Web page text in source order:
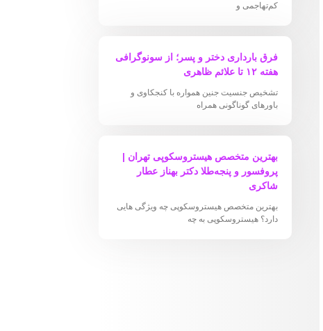
کم‌تهاجمی و
فرق بارداری دختر و پسر؛ از سونوگرافی
هفته ۱۲ تا علائم ظاهری
تشخیص جنسیت جنین همواره با کنجکاوی و
باورهای گوناگونی همراه
بهترین متخصص هیستروسکوپی تهران |
پروفسور و پنجه‌طلا دکتر بهناز عطار
شاکری
بهترین متخصص هیستروسکوپی چه ویژگی هایی
دارد؟ هیستروسکوپی به چه